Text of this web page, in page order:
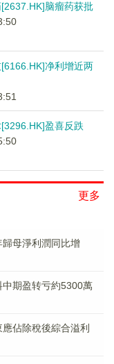
[2637.HK]脑瘤药获批
[6166.HK]净利增近两
[3296.HK]盈喜反跌
更多
母淨利潤同比增
中期盈转亏約5300萬
佔除稅後綜合溢利